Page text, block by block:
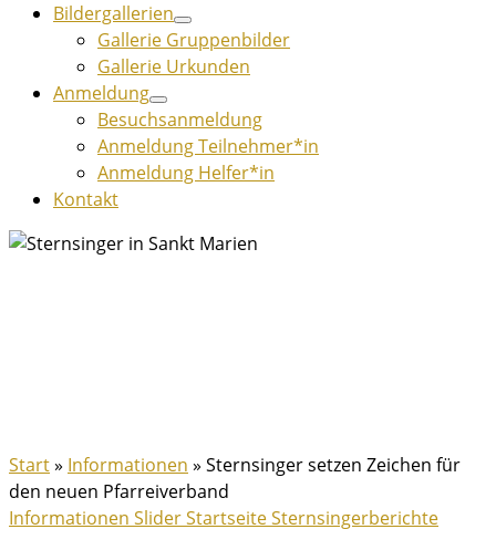
Bildergallerien
Gallerie Gruppenbilder
Gallerie Urkunden
Anmeldung
Besuchsanmeldung
Anmeldung Teilnehmer*in
Anmeldung Helfer*in
Kontakt
Start» Informationen » Sternsinger setzen Zeichen für
den neuen Pfarreiverband
Informationen SliderStartseiteSternsingerberichte